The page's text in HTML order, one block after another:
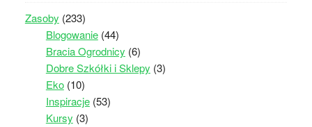
Zasoby (233)
Blogowanie(44)
Bracia Ogrodnicy (6)
Dobre Szkółki i Sklepy (3)
Eko(10)
Inspiracje(53)
Kursy (3)